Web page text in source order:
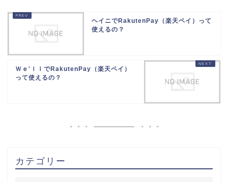
ヘイニでRakutenPay（楽天ペイ）って
使えるの？
Ｗｅ'ｌｌでRakutenPay（楽天ペイ）
って使えるの？
カテゴリー